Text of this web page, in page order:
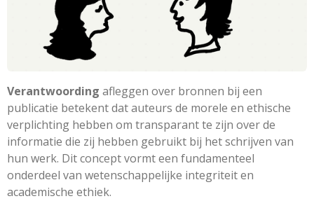
Verantwoording afleggen over bronnen bij een
publicatie betekent dat auteurs de morele en ethische
verplichting hebben om transparant te zijn over de
informatie die zij hebben gebruikt bij het schrijven van
hun werk. Dit concept vormt een fundamenteel
onderdeel van wetenschappelijke integriteit en
academische ethiek.